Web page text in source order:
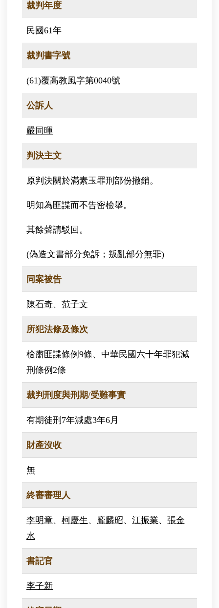
裁判年度
民國61年
裁判書字號
(61)覆高教風字第0040號
公訴人
嚴同暉
判決主文
原判決關於滿素玉罪刑部份撤銷。
明知為匪諜而不告密檢舉。
其餘聲請駁回。
(偽造文書部分免訴；叛亂部分無罪)
同案被告
陳石奇、 范子文
所犯法條及條次
檢肅匪諜條例9條、中華民國六十年罪犯減
刑條例2條
裁判刑度與刑期/受難事實
有期徒刑7年減處3年6月
財產沒收
無
終審審理人
李明章、 柯慶生 、 龐麟昭、 江振業、 張金
水
書記官
李子新